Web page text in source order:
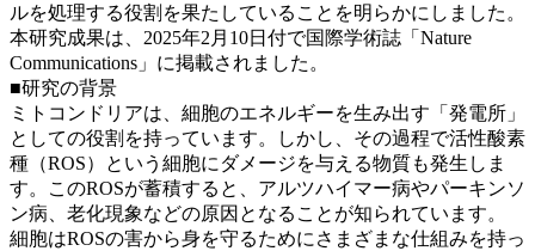
ルを処理する役割を果たしていることを明らかにしました。
本研究成果は、2025年2月10日付で国際学術誌「Nature
Communications」に掲載されました。
■研究の背景
ミトコンドリアは、細胞のエネルギーを生み出す「発電所」
としての役割を持っています。しかし、その過程で活性酸素
種（ROS）という細胞にダメージを与える物質も発生しま
す。このROSが蓄積すると、アルツハイマー病やパーキンソ
ン病、老化現象などの原因となることが知られています。
細胞はROSの害から身を守るためにさまざまな仕組みを持っ